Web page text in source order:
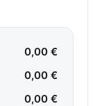
0,00 €
0,00 €
0,00 €